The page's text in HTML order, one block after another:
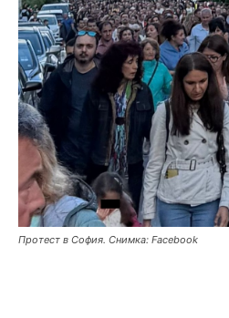
Протест в София. Снимка: Facebook